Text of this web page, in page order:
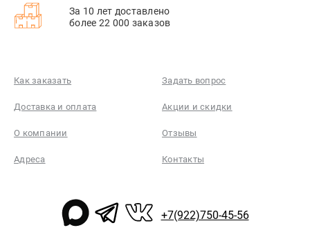
За 10 лет доставлено
более 22 000 заказов
Как заказать Задать вопрос
Доставка и оплата Акции и скидки
О компании Отзывы
Адреса Контакты
+7(922)750-45-56